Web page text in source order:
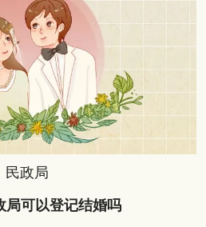
民政局
局可以登记结婚吗